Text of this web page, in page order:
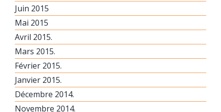
Juin 2015
Mai 2015
Avril 2015.
Mars 2015.
Février 2015.
Janvier 2015.
Décembre 2014.
Novembre 2014.